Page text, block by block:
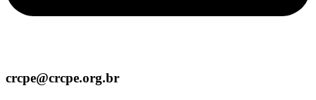
crcpe@crcpe.org.br